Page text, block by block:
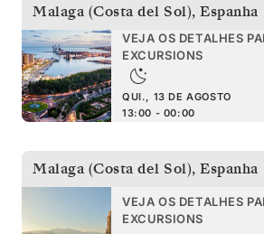
Malaga (Costa del Sol), Espanha
VEJA OS DETALHES
EXCURSIONS
QUI., 13 DE AGOSTO
13:00 - 00:00
Malaga (Costa del Sol), Espanha
VEJA OS DETALHES
EXCURSIONS